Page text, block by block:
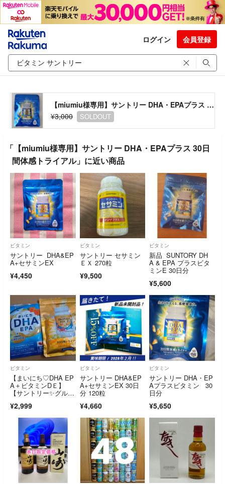
ログイン 会員登録
【miumiu様専用】サントリー DHA・EPAプラス 30日間体感トライアル
¥3,000
SOLDOUT
「【miumiu様専用】サントリー DHA・EPAプラス 30日
間体感トライアル」に近い商品
ビタミン
サントリー DHA&EP
A+セサミンEX
¥4,450
ビタミン
サントリー セサミン
ＥＸ 270粒
¥9,500
ビタミン
新品 SUNTORY DH
A & EPA プラスビタ
ミンE 30日分
¥5,600
ビタミン
【まいにち♡DHA EP
A＋ビタミンDＥ】
【サントリー✨グルコ
¥2,999
ビタミン
サントリー DHA&EP
A+セサミンEX 30日
分 120粒
¥4,660
ビタミン
サントリー DHA・EP
Aプラスビタミン 30
日分
¥5,650